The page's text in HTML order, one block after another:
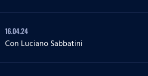
16.04.24
Con Luciano Sabbatini